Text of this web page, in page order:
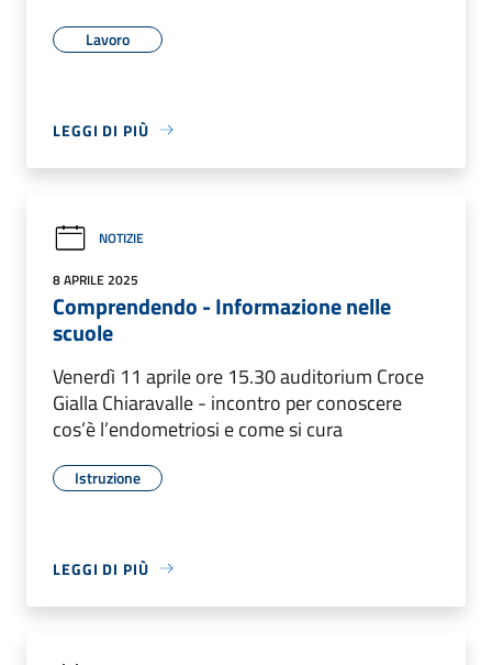
Lavoro
LEGGI DI PIÙ
NOTIZIE
8 APRILE 2025
Comprendendo - Informazione nelle
scuole
Venerdì 11 aprile ore 15.30 auditorium Croce
Gialla Chiaravalle - incontro per conoscere
cos’è l’endometriosi e come si cura
Istruzione
LEGGI DI PIÙ